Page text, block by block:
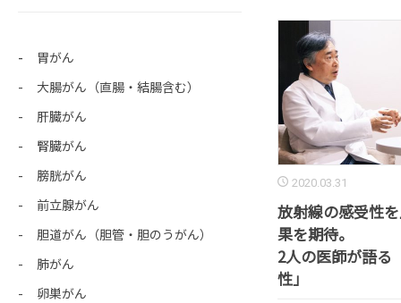
2020.03.31
放射線の感受性
果を期待。
2人の医師が語る
性」
胃がん
大腸がん（直腸・結腸含む）
肝臓がん
腎臓がん
膀胱がん
前立腺がん
胆道がん（胆管・胆のうがん）
肺がん
卵巣がん